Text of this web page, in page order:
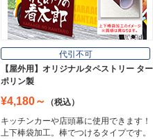
フロアサイン／路面表示
Floor / Road Surface Sign
アルミ複合板
Aluminum Composite Board
代引不可
【屋外用】オリジナルタペストリー ター
ポリン製
¥4,180～
（税込）
キッチンカーや店頭幕に使用できます！
上下棒袋加工。棒でつけるタイプです。